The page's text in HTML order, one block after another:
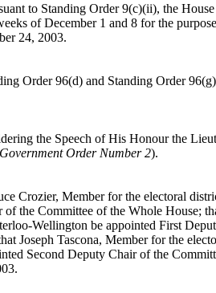
to Standing Order 9(c)(ii), the
of December 1 and 8 for the
24, 2003.
Order 96(d) and Standing Order
the Speech of His Honour the
Order Number 2).
Crozier, Member for the electoral
of the Committee of the Whole House;
Wellington be appointed First
Joseph Tascona, Member for the
Second Deputy Chair of the